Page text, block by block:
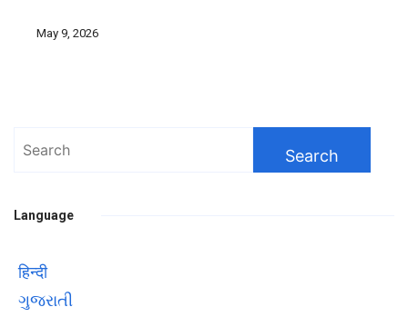
May 9, 2026
Search
Language
हिन्दी
ગુજરાતી